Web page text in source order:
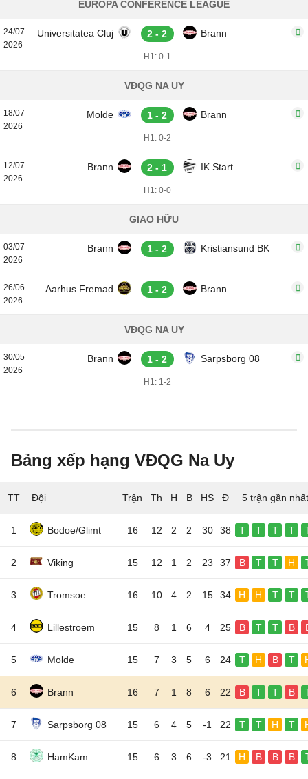
EUROPA CONFERENCE LEAGUE
24/07
2026
Universitatea Cluj 2 - 2 Brann
H1: 0-1
VĐQG NA UY
18/07
2026
Molde 1 - 2 Brann
H1: 0-2
12/07
2026
Brann 2 - 1 IK Start
H1: 0-0
GIAO HỮU
03/07
2026
Brann 1 - 2 Kristiansund BK
26/06
2026
Aarhus Fremad 1 - 2 Brann
VĐQG NA UY
30/05
2026
Brann 1 - 2 Sarpsborg 08
H1: 1-2
Bảng xếp hạng VĐQG Na Uy
TT Đội 5 trận gần nhất
1 Bodoe/Glimt 16 12 2 2 30 38 T T T T
2 Viking 15 12 1 2 23 37 B T T H
3 Tromsoe 16 10 4 2 15 34 H H T T
4 Lillestroem 15 8 1 6 4 25 B T T B
5 Molde 15 7 3 5 6 24 T H B T
6 Brann 16 7 1 8 6 22 B T T B
7 Sarpsborg 08 15 6 4 5 -1 22 T T H T
8 HamKam 15 6 3 6 -3 21 H B B B